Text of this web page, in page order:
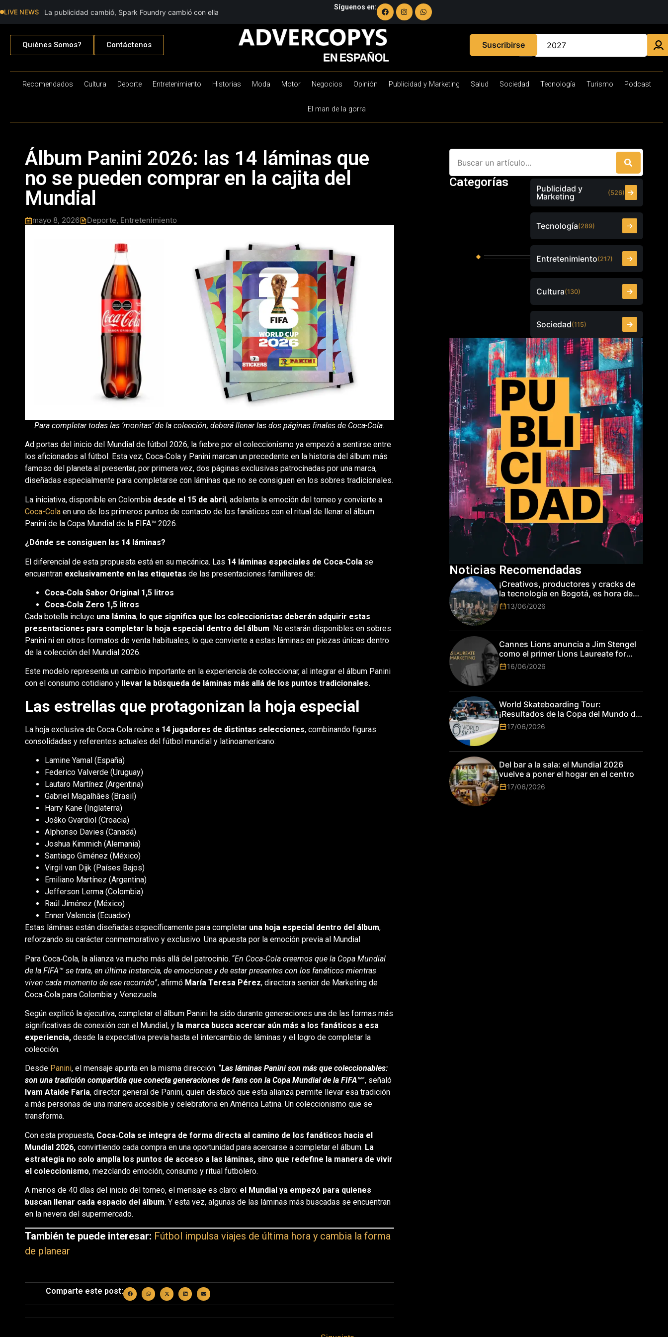
LIVE NEWS La publicidad cambió, Spark Foundry cambió con ella
Síguenos en:
Quiénes Somos? Contáctenos Suscribirse
Recomendados Cultura Deporte Entretenimiento Historias Moda Motor Negocios Opinión Publicidad y Marketing Salud Sociedad Tecnología Turismo Podcast
El man de la gorra
Álbum Panini 2026: las 14 láminas que
no se pueden comprar en la cajita del
Mundial
mayo 8, 2026 Deporte, Entretenimiento
Para completar todas las ‘monitas’ de la coleeción, deberá llenar las dos páginas finales de Coca-Cola.
Ad portas del inicio del Mundial de fútbol 2026, la fiebre por el coleccionismo ya empezó a sentirse entre
los aficionados al fútbol. Esta vez, Coca‑Cola y Panini marcan un precedente en la historia del álbum más
famoso del planeta al presentar, por primera vez, dos páginas exclusivas patrocinadas por una marca,
diseñadas especialmente para completarse con láminas que no se consiguen en los sobres tradicionales.
La iniciativa, disponible en Colombia desde el 15 de abril, adelanta la emoción del torneo y convierte a
Coca-Colaen uno de los primeros puntos de contacto de los fanáticos con el ritual de llenar el álbum
Panini de la Copa Mundial de la FIFA™ 2026.
¿Dónde se consiguen las 14 láminas?
El diferencial de esta propuesta está en su mecánica. Las 14 láminas especiales de Coca‑Cola se
encuentran exclusivamente en las etiquetas de las presentaciones familiares de:
Coca‑Cola Sabor Original 1,5 litros
Coca‑Cola Zero 1,5 litros
Cada botella incluye una lámina, lo que significa que los coleccionistas deberán adquirir estas
presentaciones para completar la hoja especial dentro del álbum. No estarán disponibles en sobres
Panini ni en otros formatos de venta habituales, lo que convierte a estas láminas en piezas únicas dentro
de la colección del Mundial 2026.
Este modelo representa un cambio importante en la experiencia de coleccionar, al integrar el álbum Panini
con el consumo cotidiano y
llevar la búsqueda de láminas más allá de los puntos tradicionales.
Las estrellas que protagonizan la hoja especial
La hoja exclusiva de Coca‑Cola reúne a 14 jugadores de distintas selecciones, combinando figuras
consolidadas y referentes actuales del fútbol mundial y latinoamericano:
Lamine Yamal (España)
Federico Valverde (Uruguay)
Lautaro Martínez (Argentina)
Gabriel Magalhães (Brasil)
Harry Kane (Inglaterra)
Joško Gvardiol (Croacia)
Alphonso Davies (Canadá)
Joshua Kimmich (Alemania)
Santiago Giménez (México)
Virgil van Dijk (Países Bajos)
Emiliano Martínez (Argentina)
Jefferson Lerma (Colombia)
Raúl Jiménez (México)
Enner Valencia (Ecuador)
Estas láminas están diseñadas específicamente para completar una hoja especial dentro del álbum,
reforzando su carácter conmemorativo y exclusivo. Una apuesta por la emoción previa al Mundial
Para Coca‑Cola, la alianza va mucho más allá del patrocinio. “En Coca‑Cola creemos que la Copa Mundial
de la FIFA™ se trata, en última instancia, de emociones y de estar presentes con los fanáticos mientras
viven cada momento de ese recorrido”, afirmó María Teresa Pérez, directora senior de Marketing de
Coca‑Cola para Colombia y Venezuela.
Según explicó la ejecutiva, completar el álbum Panini ha sido durante generaciones una de las formas más
significativas de conexión con el Mundial, yla marca busca acercar aún más a los fanáticos a esa
experiencia,desde la expectativa previa hasta el intercambio de láminas y el logro de completar la
colección.
Desde Panini, el mensaje apunta en la misma dirección. “Las láminas Panini son más que coleccionables:
son una tradición compartida que conecta generaciones de fans con la Copa Mundial de la FIFA™”, señaló
Ivam Ataide Faria, director general de Panini, quien destacó que esta alianza permite llevar esa tradición
a más personas de una manera accesible y celebratoria en América Latina. Un coleccionismo que se
transforma.
Con esta propuesta,Coca‑Cola se integra de forma directa al camino de los fanáticos hacia el
Mundial 2026,convirtiendo cada compra en una oportunidad para acercarse a completar el álbum. La
estrategia no solo amplía los puntos de acceso a las láminas, sino que redefine la manera de vivir
el coleccionismo, mezclando emoción, consumo y ritual futbolero.
A menos de 40 días del inicio del torneo, el mensaje es claro: el Mundial ya empezó para quienes
buscan llenar cada espacio del álbum. Y esta vez, algunas de las láminas más buscadas se encuentran
en la nevera del supermercado.
También te puede interesar: Fútbol impulsa viajes de última hora y cambia la forma
de planear
Comparte este post:
Categorías
Publicidad y
Marketing
(526)
Tecnología(289)
Entretenimiento(217)
Cultura(130)
Sociedad(115)
Noticias Recomendadas
¡Creativos, productores y cracks de
la tecnología en Bogotá, es hora de
subir de nivel! Las marcas más top
del mundo esperan por su talento.
13/06/2026
Cannes Lions anuncia a Jim Stengel
como el primer Lions Laureate for
Marketing
16/06/2026
World Skateboarding Tour:
¡Resultados de la Copa del Mundo de
Park de Roma 2026!
17/06/2026
Del bar a la sala: el Mundial 2026
vuelve a poner el hogar en el centro
17/06/2026